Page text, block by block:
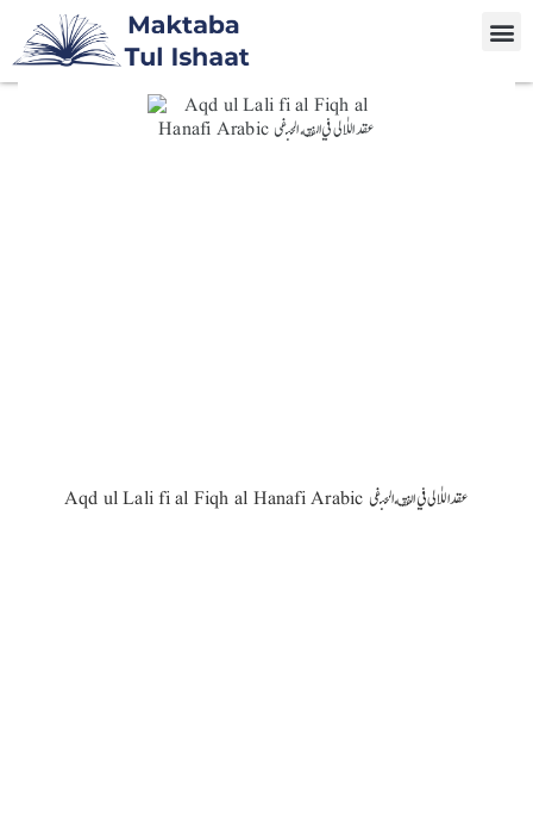
Aqd ul Lali fi al Fiqh al Hanafi Arabic عقد اللاٰلی في الفقه الحنفی